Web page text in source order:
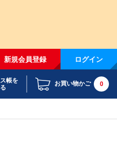
新規会員登録 ログイン
帳を
お買い物かご 0